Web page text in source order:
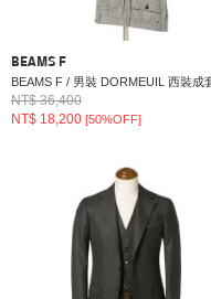
BEAMS F
BEAMS F / 男裝 DORMEUIL 西裝成
NT$ 36,400
NT$ 18,200 [50%OFF]